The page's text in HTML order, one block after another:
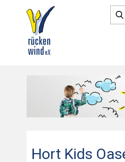
Hort Kids